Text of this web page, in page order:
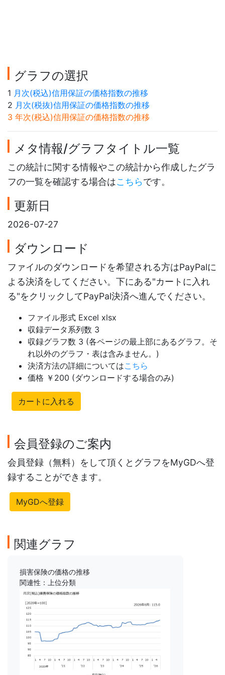
グラフの選択
1 月次(税込)信用保証の価格指数の推移
2 月次(税抜)信用保証の価格指数の推移
3 年次(税込)信用保証の価格指数の推移
メタ情報/グラフタイトル一覧
この統計に関する情報やこの統計から作成したグラ
フの一覧を確認する場合はこちらです。
更新日
2026-07-27
ダウンロード
ファイルのダウンロードを希望される方はPayPalに
よる決済をしてください。下にある"カートに入れ
る"をクリックしてPayPal決済へ進んでください。
ファイル形式 Excel xlsx
収録データ系列数 3
収録グラフ数 3 (各ページの最上部にあるグラフ。そ
れ以外のグラフ・表は含みません。)
決済方法の詳細についてはこちら
価格 ￥200 (ダウンロードする場合のみ)
カートに入れる
会員登録のご案内
会員登録（無料）をして頂くとグラフをMyGDへ登
録することができます。
MyGDへ登録
関連グラフ
損害保険の価格の推移
関連性：上位分類